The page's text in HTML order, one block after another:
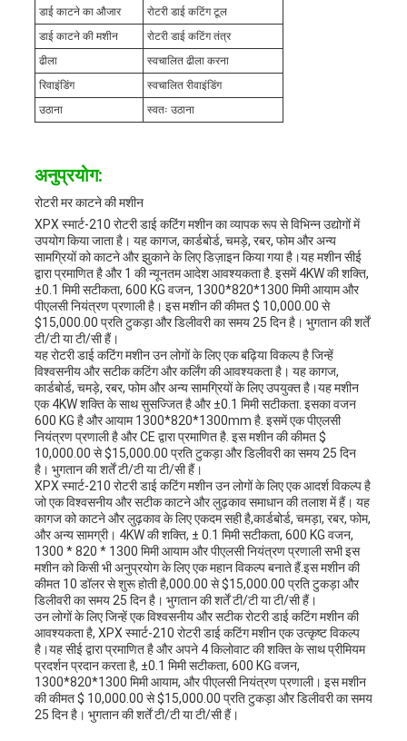
डाई काटने का औजार
रोटरी डाई कटिंग टूल
डाई काटने की मशीन
रोटरी डाई कटिंग तंत्र
ढीला
स्वचालित ढीला करना
रिवाइंडिंग
स्वचालित रीवाइंडिंग
उठाना
स्वतः उठाना
अनुप्रयोग:
रोटरी मर काटने की मशीन
XPX स्मार्ट-210 रोटरी डाई कटिंग मशीन का व्यापक रूप से विभिन्न उद्योगों में
उपयोग किया जाता है। यह कागज, कार्डबोर्ड, चमड़े, रबर, फोम और अन्य
सामग्रियों को काटने और झुकाने के लिए डिज़ाइन किया गया है।यह मशीन सीई
द्वारा प्रमाणित है और 1 की न्यूनतम आदेश आवश्यकता है. इसमें 4KW की शक्ति,
±0.1 मिमी सटीकता, 600 KG वजन, 1300*820*1300 मिमी आयाम और
पीएलसी नियंत्रण प्रणाली है। इस मशीन की कीमत $ 10,000.00 से
$15,000.00 प्रति टुकड़ा और डिलीवरी का समय 25 दिन है। भुगतान की शर्तें
टी/टी या टी/सी हैं।
यह रोटरी डाई कटिंग मशीन उन लोगों के लिए एक बढ़िया विकल्प है जिन्हें
विश्वसनीय और सटीक कटिंग और कर्लिंग की आवश्यकता है। यह कागज,
कार्डबोर्ड, चमड़े, रबर, फोम और अन्य सामग्रियों के लिए उपयुक्त है।यह मशीन
एक 4KW शक्ति के साथ सुसज्जित है और ±0.1 मिमी सटीकता. इसका वजन
600 KG है और आयाम 1300*820*1300mm है. इसमें एक पीएलसी
नियंत्रण प्रणाली है और CE द्वारा प्रमाणित है. इस मशीन की कीमत $
10,000.00 से $15,000.00 प्रति टुकड़ा और डिलीवरी का समय 25 दिन
है। भुगतान की शर्तें टी/टी या टी/सी हैं।
XPX स्मार्ट-210 रोटरी डाई कटिंग मशीन उन लोगों के लिए एक आदर्श विकल्प है
जो एक विश्वसनीय और सटीक काटने और लुढ़काव समाधान की तलाश में हैं। यह
कागज को काटने और लुढ़काव के लिए एकदम सही है,कार्डबोर्ड, चमड़ा, रबर, फोम,
और अन्य सामग्री। 4KW की शक्ति, ± 0.1 मिमी सटीकता, 600 KG वजन,
1300 * 820 * 1300 मिमी आयाम और पीएलसी नियंत्रण प्रणाली सभी इस
मशीन को किसी भी अनुप्रयोग के लिए एक महान विकल्प बनाते हैं.इस मशीन की
कीमत 10 डॉलर से शुरू होती है,000.00 से $15,000.00 प्रति टुकड़ा और
डिलीवरी का समय 25 दिन है। भुगतान की शर्तें टी/टी या टी/सी हैं।
उन लोगों के लिए जिन्हें एक विश्वसनीय और सटीक रोटरी डाई कटिंग मशीन की
आवश्यकता है, XPX स्मार्ट-210 रोटरी डाई कटिंग मशीन एक उत्कृष्ट विकल्प
है।यह सीई द्वारा प्रमाणित है और अपने 4 किलोवाट की शक्ति के साथ प्रीमियम
प्रदर्शन प्रदान करता है, ±0.1 मिमी सटीकता, 600 KG वजन,
1300*820*1300 मिमी आयाम, और पीएलसी नियंत्रण प्रणाली। इस मशीन
की कीमत $ 10,000.00 से $15,000.00 प्रति टुकड़ा और डिलीवरी का समय
25 दिन है। भुगतान की शर्तें टी/टी या टी/सी हैं।